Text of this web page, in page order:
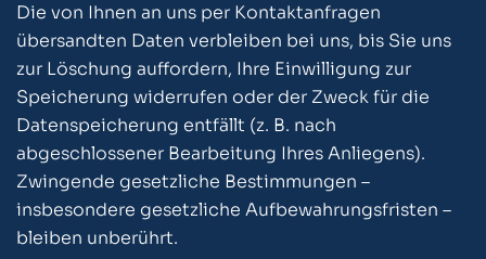
Die von Ihnen an uns per Kontaktanfragen
übersandten Daten verbleiben bei uns, bis Sie uns
zur Löschung auffordern, Ihre Einwilligung zur
Speicherung widerrufen oder der Zweck für die
Datenspeicherung entfällt (z. B. nach
abgeschlossener Bearbeitung Ihres Anliegens).
Zwingende gesetzliche Bestimmungen –
insbesondere gesetzliche Aufbewahrungsfristen –
bleiben unberührt.